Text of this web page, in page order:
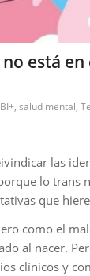
está en
, salud mental,
las
lo trans
que
como el
al nacer.
clínicos y